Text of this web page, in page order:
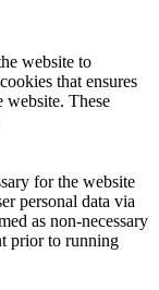
website to
that ensures
website. These
for the website
personal data via
as non-necessary
prior to running